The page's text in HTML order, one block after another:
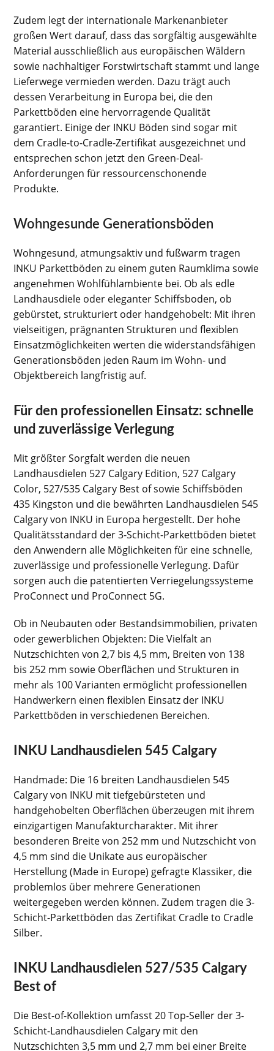
Zudem legt der internationale Markenanbieter
großen Wert darauf, dass das sorgfältig ausgewählte
Material ausschließlich aus europäischen Wäldern
sowie nachhaltiger Forstwirtschaft stammt und lange
Lieferwege vermieden werden. Dazu trägt auch
dessen Verarbeitung in Europa bei, die den
Parkettböden eine hervorragende Qualität
garantiert. Einige der INKU Böden sind sogar mit
dem Cradle-to-Cradle-Zertifikat ausgezeichnet und
entsprechen schon jetzt den Green-Deal-
Anforderungen für ressourcenschonende
Produkte.
Wohngesunde Generationsböden
Wohngesund, atmungsaktiv und fußwarm tragen
INKU Parkettböden zu einem guten Raumklima sowie
angenehmen Wohlfühlambiente bei. Ob als edle
Landhausdiele oder eleganter Schiffsboden, ob
gebürstet, strukturiert oder handgehobelt: Mit ihren
vielseitigen, prägnanten Strukturen und flexiblen
Einsatzmöglichkeiten werten die widerstandsfähigen
Generationsböden jeden Raum im Wohn- und
Objektbereich langfristig auf.
Für den professionellen Einsatz: schnelle
und zuverlässige Verlegung
Mit größter Sorgfalt werden die neuen
Landhausdielen 527 Calgary Edition, 527 Calgary
Color, 527/535 Calgary Best of sowie Schiffsböden
435 Kingston und die bewährten Landhausdielen 545
Calgary von INKU in Europa hergestellt. Der hohe
Qualitätsstandard der 3-Schicht-Parkettböden bietet
den Anwendern alle Möglichkeiten für eine schnelle,
zuverlässige und professionelle Verlegung. Dafür
sorgen auch die patentierten Verriegelungssysteme
ProConnect und ProConnect 5G.
Ob in Neubauten oder Bestandsimmobilien, privaten
oder gewerblichen Objekten: Die Vielfalt an
Nutzschichten von 2,7 bis 4,5 mm, Breiten von 138
bis 252 mm sowie Oberflächen und Strukturen in
mehr als 100 Varianten ermöglicht professionellen
Handwerkern einen flexiblen Einsatz der INKU
Parkettböden in verschiedenen Bereichen.
INKU Landhausdielen 545 Calgary
Handmade: Die 16 breiten Landhausdielen 545
Calgary von INKU mit tiefgebürsteten und
handgehobelten Oberflächen überzeugen mit ihrem
einzigartigen Manufakturcharakter. Mit ihrer
besonderen Breite von 252 mm und Nutzschicht von
4,5 mm sind die Unikate aus europäischer
Herstellung (Made in Europe) gefragte Klassiker, die
problemlos über mehrere Generationen
weitergegeben werden können. Zudem tragen die 3-
Schicht-Parkettböden das Zertifikat Cradle to Cradle
Silber.
INKU Landhausdielen 527/535 Calgary
Best of
Die Best-of-Kollektion umfasst 20 Top-Seller der 3-
Schicht-Landhausdielen Calgary mit den
Nutzschichten 3,5 mm und 2,7 mm bei einer Breite